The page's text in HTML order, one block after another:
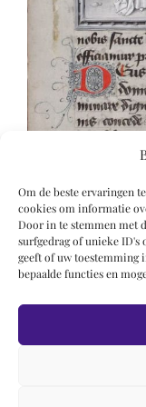
Om de beste ervaringen
cookies om informatie
Door in te stemmen met
surfgedrag of unieke ID's
geeft of uw toestemming
bepaalde functies en